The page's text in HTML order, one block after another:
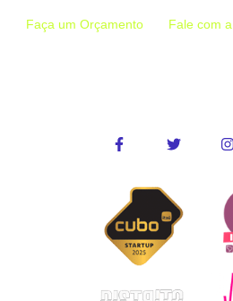
Faça um Orçamento Fale com